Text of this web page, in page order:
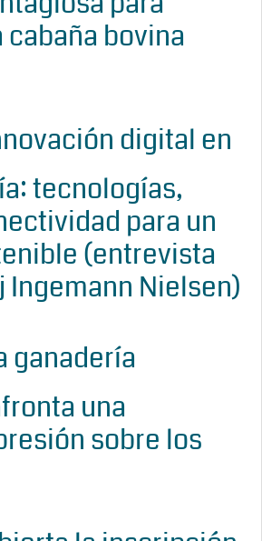
bovina
digital en
tecnologías,
para un
(entrevista
Ingemann Nielsen)
ganadería
una
sobre los